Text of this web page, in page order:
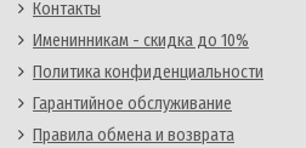
Контакты
Именинникам - скидка до 10%
Политика конфиденциальности
Гарантийное обслуживание
Правила обмена и возврата